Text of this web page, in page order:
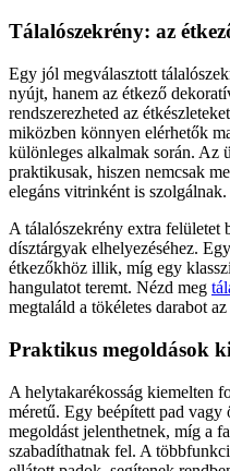
Tálalószekrény: az
Egy jól megválasztott
nyújt, hanem az étkező
rendszerezheted az
miközben könnyen elérhetők
különleges alkalmak során. Az
praktikusak, hiszen nemcsak
elegáns vitrinként is szolgálnak.
A tálalószekrény extra felületet
dísztárgyak elhelyezéséhez.
étkezőkhöz illik, míg egy
hangulatot teremt. Nézd meg
megtaláld a tökéletes darabot
Praktikus megoldások
A helytakarékosság kiemelten
méretű. Egy beépített pad vagy
megoldást jelenthetnek, míg a
szabadíthatnak fel. A